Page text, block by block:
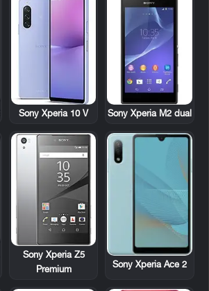
Sony Xperia M2 dual
Sony Xperia 10 V
Sony Xperia Ace 2
Sony Xperia Z5
Premium